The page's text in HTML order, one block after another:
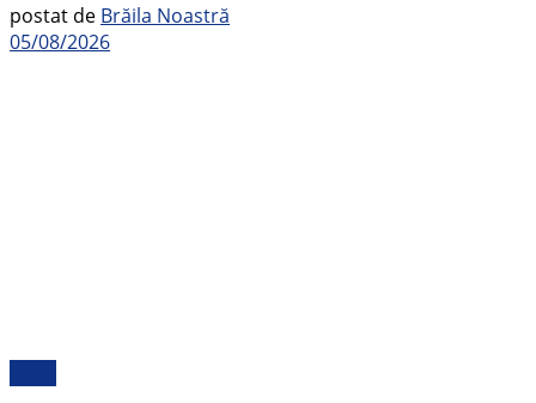
postat de Brăila Noastră
05/08/2026